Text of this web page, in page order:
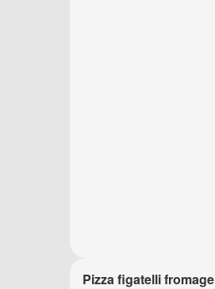
Pizza figatelli fromage